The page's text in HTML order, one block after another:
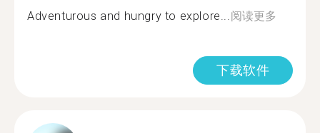
Adventurous and hungry to explore...阅读更多
下载软件